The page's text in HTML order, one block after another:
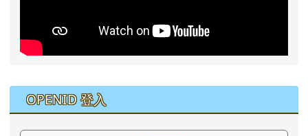
右邊區域內容
OPENID 登入